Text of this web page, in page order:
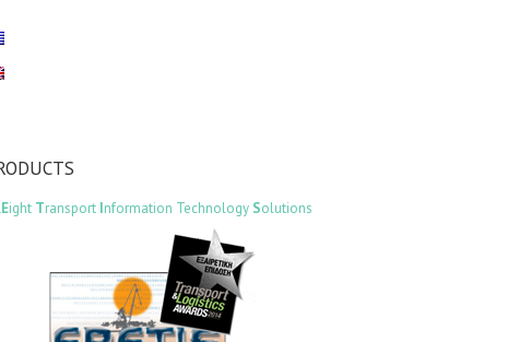
ight Transport Information Technology Solutions